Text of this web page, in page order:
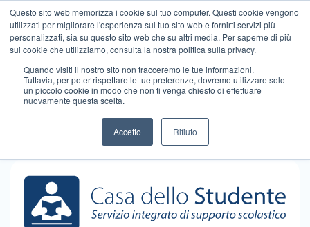
Questo sito web memorizza i cookie sul tuo computer. Questi cookie vengono
utilizzati per migliorare l'esperienza sul tuo sito web e fornirti servizi più
personalizzati, sia su questo sito web che su altri media. Per saperne di più
sui cookie che utilizziamo, consulta la nostra politica sulla privacy.
Quando visiti il ​​nostro sito non tracceremo le tue informazioni.
Tuttavia, per poter rispettare le tue preferenze, dovremo utilizzare solo
un piccolo cookie in modo che non ti venga chiesto di effettuare
nuovamente questa scelta.
Accetto Rifiuto